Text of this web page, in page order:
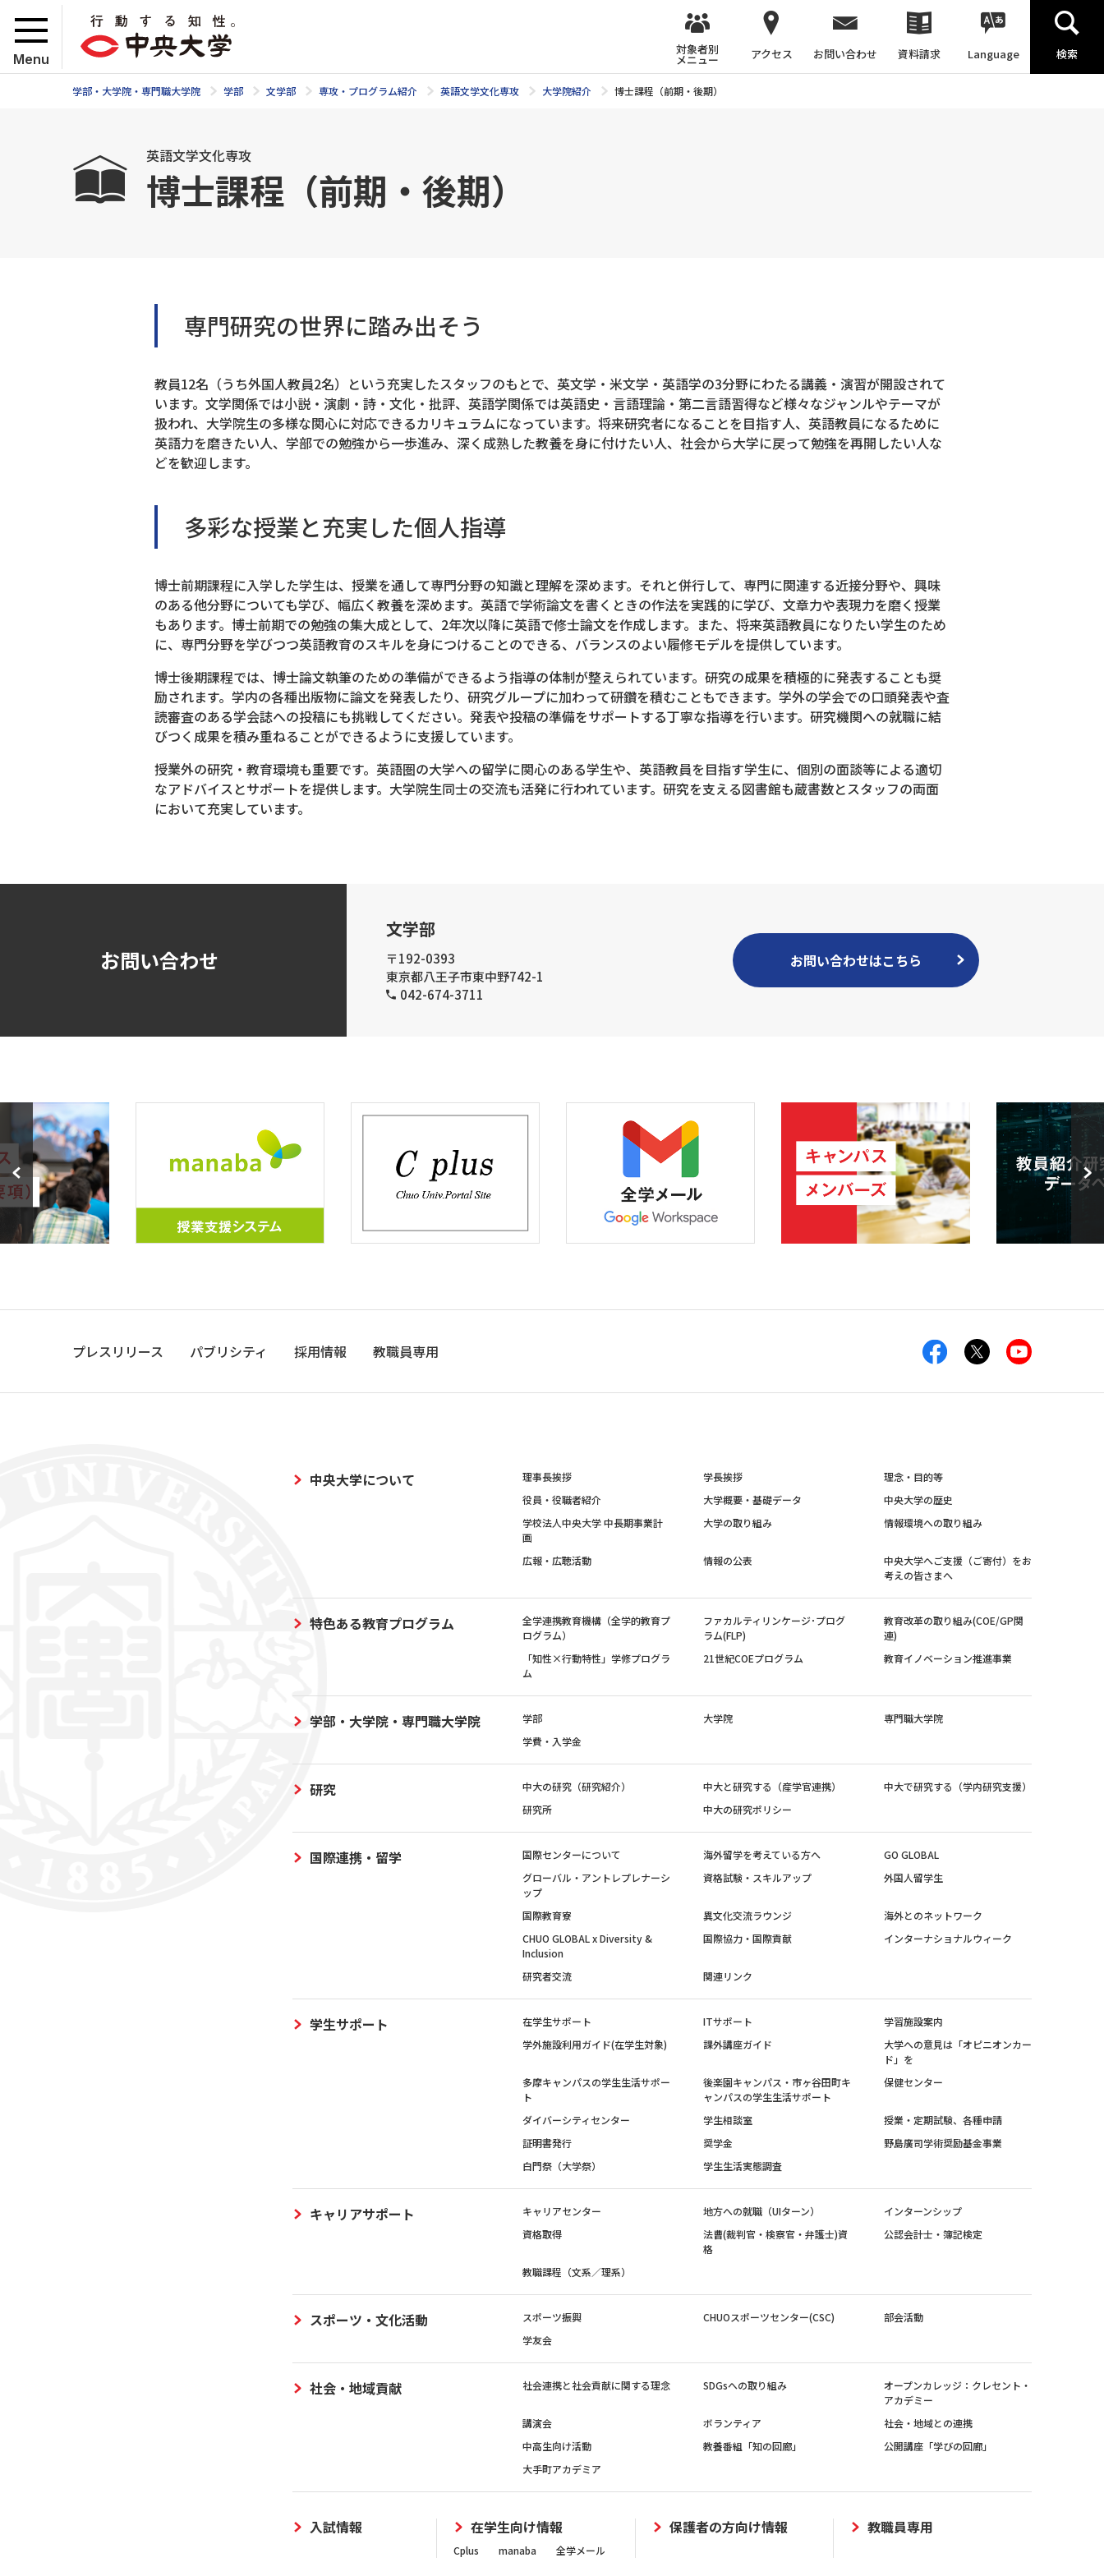
Menu
対象者別
メニュー アクセス お問い合わせ 資料請求 Language 検索
学部・大学院・専門職大学院 学部 文学部 専攻・プログラム紹介 英語文学文化専攻 大学院紹介 博士課程（前期・後期）
英語文学文化専攻
博士課程（前期・後期）
専門研究の世界に踏み出そう
教員12名（うち外国人教員2名）という充実したスタッフのもとで、英文学・米文学・英語学の3分野にわたる講義・演習が開設されて
います。文学関係では小説・演劇・詩・文化・批評、英語学関係では英語史・言語理論・第二言語習得など様々なジャンルやテーマが
扱われ、大学院生の多様な関心に対応できるカリキュラムになっています。将来研究者になることを目指す人、英語教員になるために
英語力を磨きたい人、学部での勉強から一歩進み、深く成熟した教養を身に付けたい人、社会から大学に戻って勉強を再開したい人な
どを歓迎します。
多彩な授業と充実した個人指導
博士前期課程に入学した学生は、授業を通して専門分野の知識と理解を深めます。それと併行して、専門に関連する近接分野や、興味
のある他分野についても学び、幅広く教養を深めます。英語で学術論文を書くときの作法を実践的に学び、文章力や表現力を磨く授業
もあります。博士前期での勉強の集大成として、2年次以降に英語で修士論文を作成します。また、将来英語教員になりたい学生のため
に、専門分野を学びつつ英語教育のスキルを身につけることのできる、バランスのよい履修モデルを提供しています。
博士後期課程では、博士論文執筆のための準備ができるよう指導の体制が整えられています。研究の成果を積極的に発表することも奨
励されます。学内の各種出版物に論文を発表したり、研究グループに加わって研鑽を積むこともできます。学外の学会での口頭発表や査
読審査のある学会誌への投稿にも挑戦してください。発表や投稿の準備をサポートする丁寧な指導を行います。研究機関への就職に結
びつく成果を積み重ねることができるように支援しています。
授業外の研究・教育環境も重要です。英語圏の大学への留学に関心のある学生や、英語教員を目指す学生に、個別の面談等による適切
なアドバイスとサポートを提供します。大学院生同士の交流も活発に行われています。研究を支える図書館も蔵書数とスタッフの両面
において充実しています。
お問い合わせ
文学部
〒192-0393
東京都八王子市東中野742-1
042-674-3711
お問い合わせはこちら
プレスリリース パブリシティ 採用情報 教職員専用
中央大学について 理事長挨拶 学長挨拶
理念・目的等
役員・役職者紹介
大学概要・基礎データ
中央大学の歴史
学校法人中央大学 中長期事業計
画
大学の取り組み 情報環境への取り組み
広報・広聴活動 情報の公表
中央大学へご支援（ご寄付）をお
考えの皆さまへ
特色ある教育プログラム
全学連携教育機構（全学的教育プ
ログラム）
ファカルティリンケージ･プログ
ラム(FLP)
教育改革の取り組み(COE/GP関
連)
「知性×行動特性」学修プログラ
ム
21世紀COEプログラム 教育イノベーション推進事業
学部・大学院・専門職大学院 学部 大学院
専門職大学院
学費・入学金
研究 中大の研究（研究紹介） 中大と研究する（産学官連携）
中大で研究する（学内研究支援）
研究所
中大の研究ポリシー
国際連携・留学 国際センターについて 海外留学を考えている方へ
GO GLOBAL
グローバル・アントレプレナーシ
ップ
資格試験・スキルアップ 外国人留学生
国際教育寮 異文化交流ラウンジ
海外とのネットワーク
CHUO GLOBAL x Diversity &
Inclusion
国際協力・国際貢献 インターナショナルウィーク
研究者交流 関連リンク
学生サポート 在学生サポート ITサポート
学習施設案内
学外施設利用ガイド(在学生対象)
課外講座ガイド
大学への意見は「オピニオンカー
ド」を
多摩キャンパスの学生生活サポー
ト
後楽園キャンパス・市ヶ谷田町キ
ャンパスの学生生活サポート
保健センター
ダイバーシティセンター 学生相談室
授業・定期試験、各種申請
証明書発行
奨学金
野島廣司学術奨励基金事業
白門祭（大学祭）
学生生活実態調査
キャリアサポート キャリアセンター 地方への就職（UIターン）
インターンシップ
資格取得
法曹(裁判官・検察官・弁護士)資
格
公認会計士・簿記検定
教職課程（文系／理系）
スポーツ・文化活動 スポーツ振興 CHUOスポーツセンター(CSC)
部会活動
学友会
社会・地域貢献 社会連携と社会貢献に関する理念 SDGsへの取り組み
オープンカレッジ：クレセント・
アカデミー
講演会
ボランティア
社会・地域との連携
中高生向け活動
教養番組「知の回廊」
公開講座「学びの回廊」
大手町アカデミア
入試情報 在学生向け情報
Cplus manaba 全学メール
保護者の方向け情報 教職員専用